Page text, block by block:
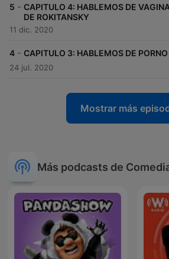
5 - CAPITULO 4: HABLEMOS DE
DE ROKITANSKY
11 dic. 2020
4 - CAPITULO 3: HABLEMOS DE PORNO
24 jul. 2020
Mostrar más
Más podcasts de